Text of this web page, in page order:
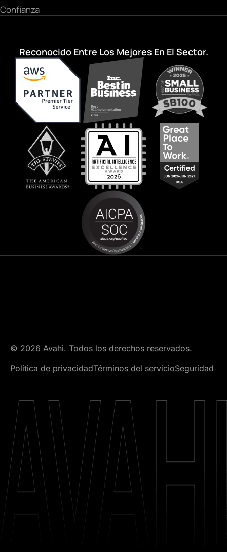
Confianza
Reconocido Entre Los Mejores En El Sector.
© 2026 Avahi. Todos los derechos reservados.
Política de privacidadTérminos del servicioSeguridad